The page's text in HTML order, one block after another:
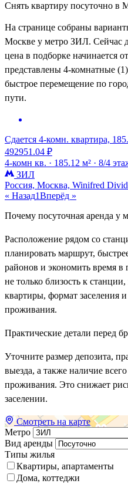
Снять квартиру посуточно в
На странице собраны
Москве у метро ЗИЛ. Сейчас
цена в подборке начинается
представлены 4-комнатные
быстрое перемещение по
пути.
Сдается 4-комн. квартира,
492951.04 ₽
4-комн кв. · 185.12 м² · 8/4
ЗИЛ
Россия, Москва, Winifred
« Назад1Вперёд »
Почему посуточная аренда у
Расположение рядом со
планировать маршрут,
районов и экономить время
не только близость к
квартиры, формат заселения
проживания.
Практические детали перед
Уточните размер депозита,
выезда, а также наличие
проживания. Это снижает
заселении.
Смотреть на карте
Метро
Вид аренды
Типы жилья
Квартиры, апартаменты
Дома, коттеджи